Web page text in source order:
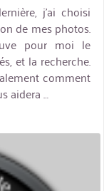
j’ai choisi
de mes photos.
pour moi le
et la recherche.
comment
aidera …